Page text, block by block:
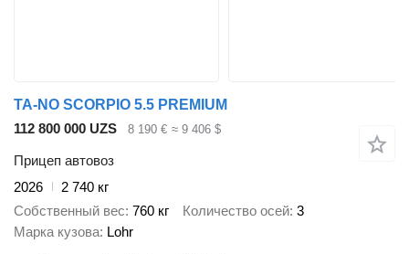
TA-NO SCORPIO 5.5 PREMIUM
112 800 000 UZS
8 190 € ≈ 9 406 $
Прицеп автовоз
2026
2 740 кг
Собственный вес 760 кг Количество осей 3
Марка кузова Lohr